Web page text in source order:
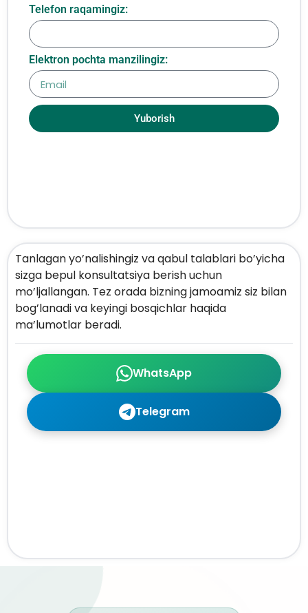
WhatsApp
Telegram
Tanlagan yo’nalishingiz va qabul talablari bo’yicha
sizga bepul konsultatsiya berish uchun
mo’ljallangan. Tez orada bizning jamoamiz siz bilan
bog’lanadi va keyingi bosqichlar haqida
ma’lumotlar beradi.
Telefon raqamingiz:
Elektron pochta manzilingiz:
Yuborish